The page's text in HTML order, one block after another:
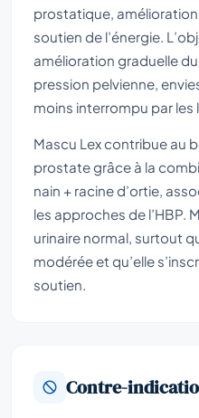
prostatique,
soutien de l’énergie.
amélioration graduelle
pression pelvienne,
moins interrompu par les
Mascu Lex contribue au
prostate grâce à la
nain + racine d’ortie,
les approches de l’HBP.
urinaire normal, surtout
modérée et qu’elle
soutien.
Contre-